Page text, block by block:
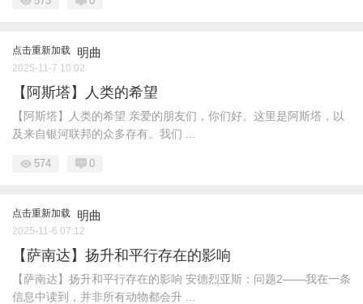
点击重新加载 明曲
2025-11-7 10:02
【阿斯塔】人类的希望
【阿斯塔】人类的希望 亲爱的朋友们，你们好。这里是阿斯塔，以
及来自银河联邦的众多存有。我们 ...
574 0
点击重新加载 明曲
2025-11-6 07:12
【萨南达】扬升和平行存在的影响
【萨南达】扬升和平行存在的影响 安德烈亚斯：问题2——我在一条
信息中读到，并非所有动物都会升 ...